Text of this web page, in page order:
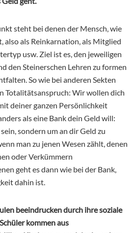
steht bei denen der Mensch, wie
also als Reinkarnation, als Mitglied
usw. Ziel ist es, den jeweiligen
den Steinerschen Lehren zu formen
So wie bei anderen Sekten
Totalitätsanspruch: Wir wollen dich
deiner ganzen Persönlichkeit
als eine Bank dein Geld will:
sondern um an dir Geld zu
man zu jenen Wesen zählt, denen
oder Verkümmern
geht es dann wie bei der Bank,
dahin ist.
beeindrucken durch ihre soziale
kommen aus